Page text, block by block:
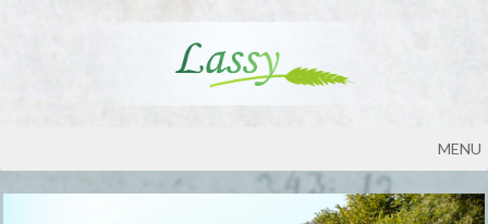
MENU